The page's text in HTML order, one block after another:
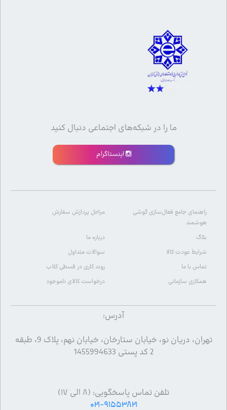
ما را در شبکه‌های اجتماعی دنبال کنید
اینستاگرام
راهنمای جامع فعال‌سازی گوشی
هوشمند
مراحل پردازش سفارش
بلاگ
درباره ما
شرایط عودت کالا
سوالات متداول
تماس با ما
روند کاری در قسطی کلاب
همکاری سازمانی
درخواست کالای ناموجود
آدرس:
تهران، دریان نو، خیابان ستارخان، خیابان نهم، پلاک 9، طبقه
2 کد پستی 1455994633
تلفن تماس پاسخگویی: (۸ الی ۱۷)
۰۲۱-۹۱۵۵۳۸۲۱